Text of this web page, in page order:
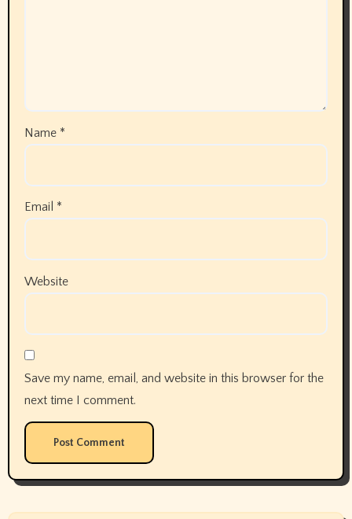
Name *
Email *
Website
Save my name, email, and website in this browser for the
next time I comment.